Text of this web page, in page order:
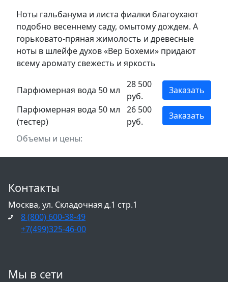
Ноты гальбанума и листа фиалки благоухают
подобно весеннему саду, омытому дождем. А
горьковато-пряная жимолость и древесные
ноты в шлейфе духов «Вер Бохеми» придают
всему аромату свежесть и яркость
Объемы и цены:
Парфюмерная вода 50 мл
28 500
руб.
Заказать
Парфюмерная вода 50 мл
(тестер)
26 500
руб.
Заказать
Контакты
Москва, ул. Складочная д.1 стр.1
8 (800) 600-38-49
+7(499)325-46-00
Мы в сети